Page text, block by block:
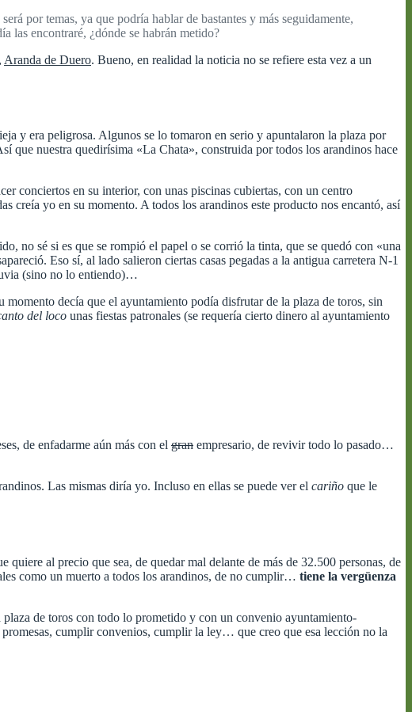
por temas, ya que podría hablar de bastantes y más seguidamente,
las encontraré, ¿dónde se habrán metido?
Aranda de Duero. Bueno, en realidad la noticia no se refiere esta vez a un
y era peligrosa. Algunos se lo tomaron en serio y apuntalaron la plaza por
que nuestra quedirísima «La Chata», construida por todos los arandinos hace
conciertos en su interior, con unas piscinas cubiertas, con un centro
creía yo en su momento. A todos los arandinos este producto nos encantó, así
no sé si es que se rompió el papel o se corrió la tinta, que se quedó con «una
Eso sí, al lado salieron ciertas casas pegadas a la antigua carretera N-1
(sino no lo entiendo)…
decía que el ayuntamiento podía disfrutar de la plaza de toros, sin
del loco unas fiestas patronales (se requería cierto dinero al ayuntamiento
de enfadarme aún más con el gran empresario, de revivir todo lo pasado…
Las mismas diría yo. Incluso en ellas se puede ver el cariño que le
al precio que sea, de quedar mal delante de más de 32.500 personas, de
como un muerto a todos los arandinos, de no cumplir… tiene la vergüenza
de toros con todo lo prometido y con un convenio ayuntamiento-
promesas, cumplir convenios, cumplir la ley… que creo que esa lección no la